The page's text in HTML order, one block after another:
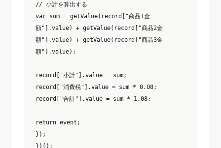
// 小計を算出する
var sum = getValue(record["商品1金
額"].value) + getValue(record["商品2金
額"].value) + getValue(record["商品3金
額"].value);
record["小計"].value = sum;
record["消費税"].value = sum * 0.08;
record["合計"].value = sum * 1.08;
return event;
});
})();